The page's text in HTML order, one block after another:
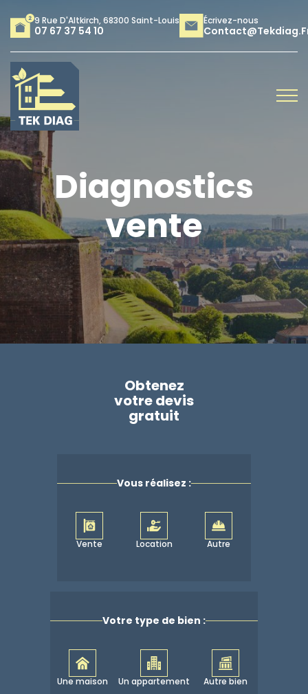
9 Rue D'Altkirch, 68300 Saint-Louis
07 67 37 54 10
Écrivez-nous
Diagnostics
vente
Obtenez
votre devis
gratuit
Vous réalisez :
Vente Location Autre
Votre type de bien :
Une maison Un appartement Autre bien